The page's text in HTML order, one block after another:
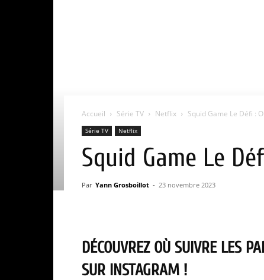
Accueil Série TV Netflix Squid Game Le Défi :
Série TV Netflix
Squid Game Le
Par Yann Grosboillot - 23 novembre 2023
DÉCOUVREZ OÙ SUIVRE LES
SUR INSTAGRAM !